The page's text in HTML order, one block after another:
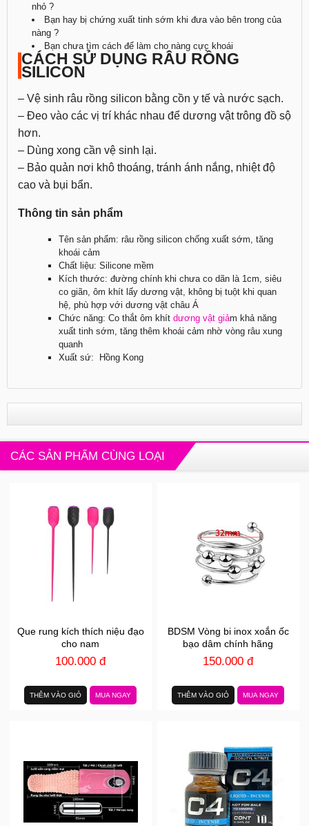
nhỏ ?
Bạn hay bị chứng xuất tinh sớm khi đưa vào bên trong của
nàng ?
Bạn chưa tìm cách để làm cho nàng cực khoái
CÁCH SỬ DỤNG RÂU RỒNG
SILICON
– Vệ sinh râu rồng silicon bằng cồn y tế và nước sạch.
– Đeo vào các vị trí khác nhau để dương vật trông đồ sộ
hơn.
– Dùng xong cần vệ sinh lại.
– Bảo quản nơi khô thoáng, tránh ánh nắng, nhiệt độ
cao và bụi bẩn.
Thông tin sản phẩm
Tên sản phẩm: râu rồng silicon chống xuất sớm, tăng
khoái cảm
Chất liệu: Silicone mềm
Kích thước: đường chính khi chưa co dãn là 1cm, siêu
co giãn, ôm khít lấy dương vật, không bị tuột khi quan
hệ, phù hợp với dương vật châu Á
Chức năng: Co thắt ôm khít dương vật giảm khả năng
xuất tinh sớm, tăng thêm khoái cảm nhờ vòng râu xung
quanh
Xuất sứ: Hồng Kong
CÁC SẢN PHẨM CÙNG LOẠI
Que rung kích thích niệu đạo
cho nam
100.000 đ
THÊM VÀO GIỎ MUA NGAY
BDSM Vòng bi inox xoắn ốc
bạo dâm chính hãng
150.000 đ
THÊM VÀO GIỎ MUA NGAY